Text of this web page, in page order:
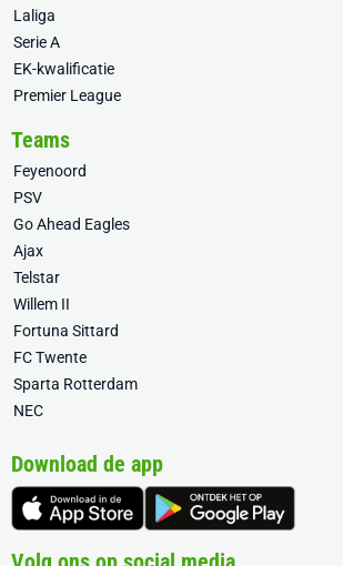
Laliga
Serie A
EK-kwalificatie
Premier League
Teams
Feyenoord
PSV
Go Ahead Eagles
Ajax
Telstar
Willem II
Fortuna Sittard
FC Twente
Sparta Rotterdam
NEC
Download de app